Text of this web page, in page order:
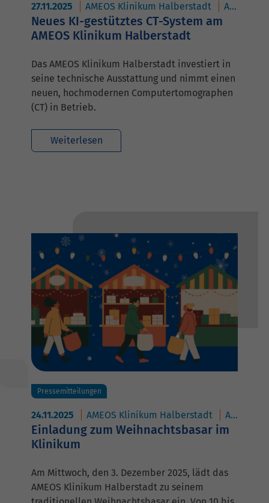
27.11.2025 AMEOS Klinikum Halberstadt AMEOS Poliklinikum Halberstadt
Neues KI-gestütztes CT-System am
AMEOS Klinikum Halberstadt
Das AMEOS Klinikum Halberstadt investiert in
seine technische Ausstattung und nimmt einen
neuen, hochmodernen Computertomographen
(CT) in Betrieb.
Weiterlesen
Pressemitteilungen
24.11.2025 AMEOS Klinikum Halberstadt AMEOS Poliklinikum Halberstadt
Einladung zum Weihnachtsbasar im
Klinikum
Am Mittwoch, den 3. Dezember 2025, lädt das
AMEOS Klinikum Halberstadt zu seinem